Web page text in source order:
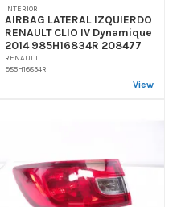
INTERIOR
AIRBAG LATERAL IZQUIERDO
RENAULT CLIO IV Dynamique
2014 985H16834R 208477
RENAULT
985H16834R
View